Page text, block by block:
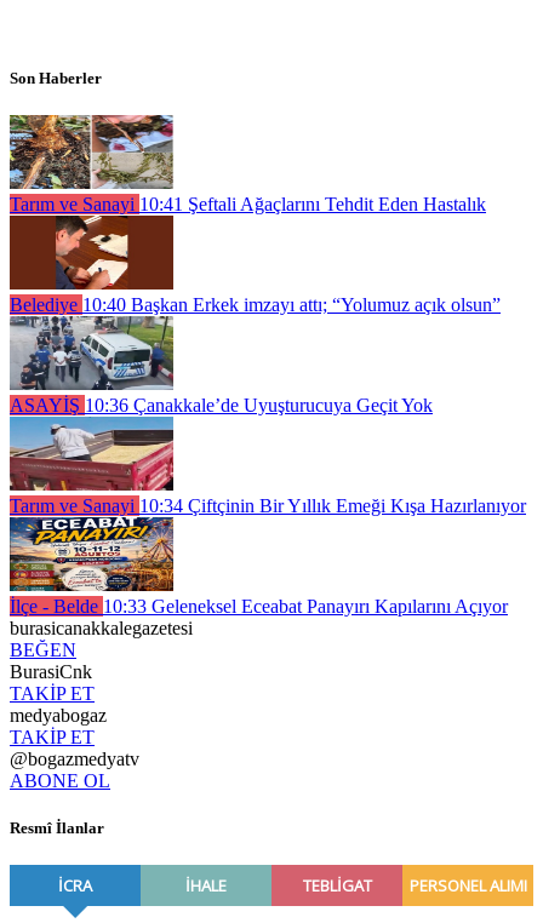
Son Haberler
Tarım ve Sanayi 10:41 Şeftali Ağaçlarını Tehdit Eden Hastalık
Belediye 10:40 Başkan Erkek imzayı attı; “Yolumuz açık olsun”
ASAYİŞ 10:36 Çanakkale’de Uyuşturucuya Geçit Yok
Tarım ve Sanayi 10:34 Çiftçinin Bir Yıllık Emeği Kışa Hazırlanıyor
İlçe - Belde 10:33 Geleneksel Eceabat Panayırı Kapılarını Açıyor
burasicanakkalegazetesi
BEĞEN
BurasiCnk
TAKİP ET
medyabogaz
TAKİP ET
@bogazmedyatv
ABONE OL
Resmî İlanlar